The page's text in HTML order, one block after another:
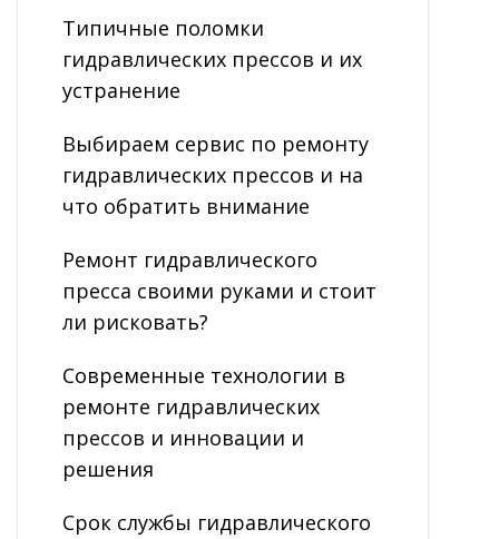
Типичные поломки
гидравлических прессов и их
устранение
Выбираем сервис по ремонту
гидравлических прессов и на
что обратить внимание
Ремонт гидравлического
пресса своими руками и стоит
ли рисковать?
Современные технологии в
ремонте гидравлических
прессов и инновации и
решения
Срок службы гидравлического